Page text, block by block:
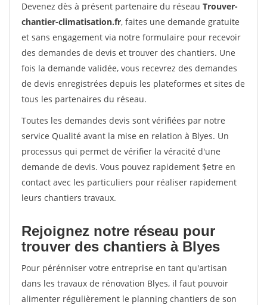
Devenez dès à présent partenaire du réseau Trouver-
chantier-climatisation.fr, faites une demande gratuite
et sans engagement via notre formulaire pour recevoir
des demandes de devis et trouver des chantiers. Une
fois la demande validée, vous recevrez des demandes
de devis enregistrées depuis les plateformes et sites de
tous les partenaires du réseau.
Toutes les demandes devis sont vérifiées par notre
service Qualité avant la mise en relation à Blyes. Un
processus qui permet de vérifier la véracité d'une
demande de devis. Vous pouvez rapidement $etre en
contact avec les particuliers pour réaliser rapidement
leurs chantiers travaux.
Rejoignez notre réseau pour
trouver des chantiers à Blyes
Pour pérénniser votre entreprise en tant qu'artisan
dans les travaux de rénovation Blyes, il faut pouvoir
alimenter régulièrement le planning chantiers de son